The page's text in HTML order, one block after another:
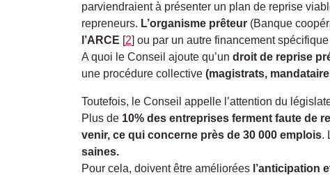
parviendraient à présenter un plan de reprise
repreneurs. L’organisme prêteur (Banque
l’ARCE 2 ou par un autre financement
A quoi le Conseil ajoute qu’un droit de reprise
une procédure collective (magistrats,
Toutefois, le Conseil appelle l’attention du
Plus de 10% des entreprises ferment faute de
venir, ce qui concerne près de 30 000 emplois.
saines.
Pour cela, doivent être améliorées l’anticipation